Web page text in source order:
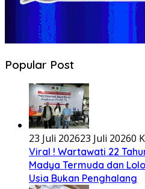
Popular Post
23 Juli 202623 Juli 20260
Viral ! Wartawati 22
Madya Termuda dan
Usia Bukan Penghalang